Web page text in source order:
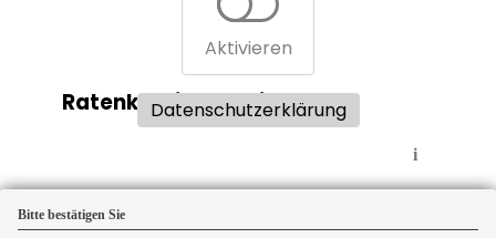
Bitte bestätigen Sie
Aktivieren
Datenschutzerklärung
Ratenkreditvergleich:
i